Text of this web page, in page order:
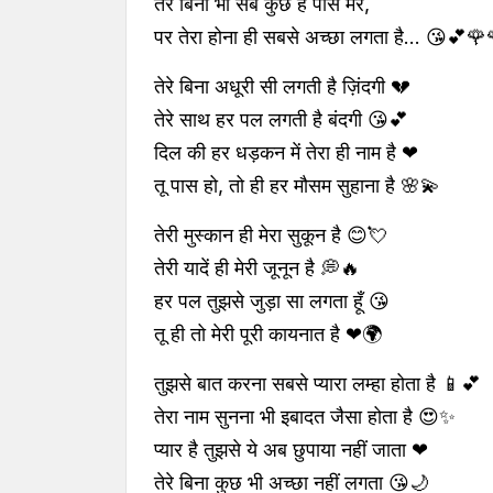
पर तेरा होना ही सबसे अच्छा लगता है...
तेरे बिना अधूरी सी लगती है ज़िंदगी 💔
तेरे साथ हर पल लगती है बंदगी 😘💕
दिल की हर धड़कन में तेरा ही नाम है ❤
तू पास हो, तो ही हर मौसम सुहाना है 🌸💫
तेरी मुस्कान ही मेरा सुकून है 😊💘
तेरी यादें ही मेरी जूनून है 💭🔥
हर पल तुझसे जुड़ा सा लगता हूँ 😘
तू ही तो मेरी पूरी कायनात है ❤🌍
तुझसे बात करना सबसे प्यारा लम्हा होता है 📱💕
तेरा नाम सुनना भी इबादत जैसा होता है 😍✨
प्यार है तुझसे ये अब छुपाया नहीं जाता ❤
तेरे बिना कुछ भी अच्छा नहीं लगता 😘🌙